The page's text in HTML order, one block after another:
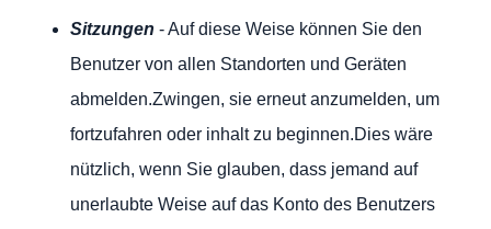
Sitzungen - Auf diese Weise können Sie den
Benutzer von allen Standorten und Geräten
abmelden.Zwingen, sie erneut anzumelden, um
fortzufahren oder inhalt zu beginnen.Dies wäre
nützlich, wenn Sie glauben, dass jemand auf
unerlaubte Weise auf das Konto des Benutzers